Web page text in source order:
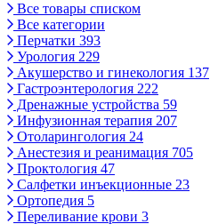
Все товары списком
Все категории
Перчатки 393
Урология 229
Акушерство и гинекология 137
Гастроэнтерология 222
Дренажные устройства 59
Инфузионная терапия 207
Отоларингология 24
Анестезия и реанимация 705
Проктология 47
Салфетки инъекционные 23
Ортопедия 5
Переливание крови 3